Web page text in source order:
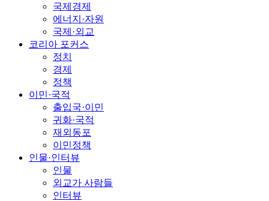
국제경제
에너지·자원
국제·외교
코리아 포커스
정치
경제
정책
이민·국적
출입국·이민
귀화·국적
재외동포
이민정책
인물·인터뷰
인물
외교가 사람들
인터뷰